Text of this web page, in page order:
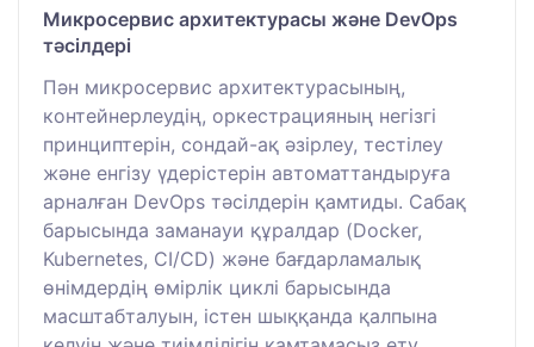
Микросервис архитектурасы және DevOps
тәсілдері
Пән микросервис архитектурасының,
контейнерлеудің, оркестрацияның негізгі
принциптерін, сондай-ақ әзірлеу, тестілеу
және енгізу үдерістерін автоматтандыруға
арналған DevOps тәсілдерін қамтиды. Сабақ
барысында заманауи құралдар (Docker,
Kubernetes, CI/CD) және бағдарламалық
өнімдердің өмірлік циклі барысында
масштабталуын, істен шыққанда қалпына